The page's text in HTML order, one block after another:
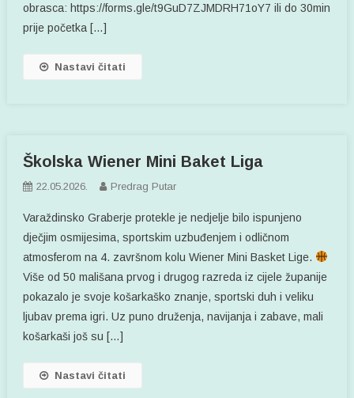
obrasca: https://forms.gle/t9GuD7ZJMDRH71oY7 ili do 30min
prije početka […]
Nastavi čitati
Školska Wiener Mini Baket Liga
22.05.2026. Predrag Putar
Varaždinsko Graberje protekle je nedjelje bilo ispunjeno
dječjim osmijesima, sportskim uzbuđenjem i odličnom
atmosferom na 4. završnom kolu Wiener Mini Basket Lige.
Više od 50 mališana prvog i drugog razreda iz cijele županije
pokazalo je svoje košarkaško znanje, sportski duh i veliku
ljubav prema igri. Uz puno druženja, navijanja i zabave, mali
košarkaši još su […]
Nastavi čitati